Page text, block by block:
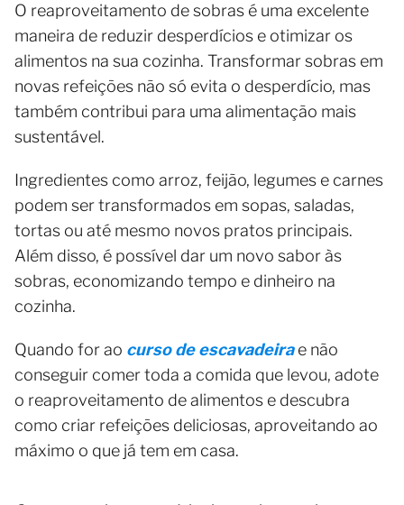
O reaproveitamento de sobras é uma excelente
maneira de reduzir desperdícios e otimizar os
alimentos na sua cozinha. Transformar sobras em
novas refeições não só evita o desperdício, mas
também contribui para uma alimentação mais
sustentável.
Ingredientes como arroz, feijão, legumes e carnes
podem ser transformados em sopas, saladas,
tortas ou até mesmo novos pratos principais.
Além disso, é possível dar um novo sabor às
sobras, economizando tempo e dinheiro na
cozinha.
Quando for ao curso de escavadeirae não
conseguir comer toda a comida que levou, adote
o reaproveitamento de alimentos e descubra
como criar refeições deliciosas, aproveitando ao
máximo o que já tem em casa.